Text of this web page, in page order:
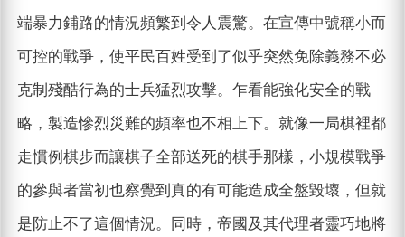
端暴力鋪路的情況頻繁到令人震驚。在宣傳中號稱小而
可控的戰爭，使平民百姓受到了似乎突然免除義務不必
克制殘酷行為的士兵猛烈攻擊。乍看能強化安全的戰
略，製造慘烈災難的頻率也不相上下。就像一局棋裡都
走慣例棋步而讓棋子全部送死的棋手那樣，小規模戰爭
的參與者當初也察覺到真的有可能造成全盤毀壞，但就
是防止不了這個情況。同時，帝國及其代理者靈巧地將